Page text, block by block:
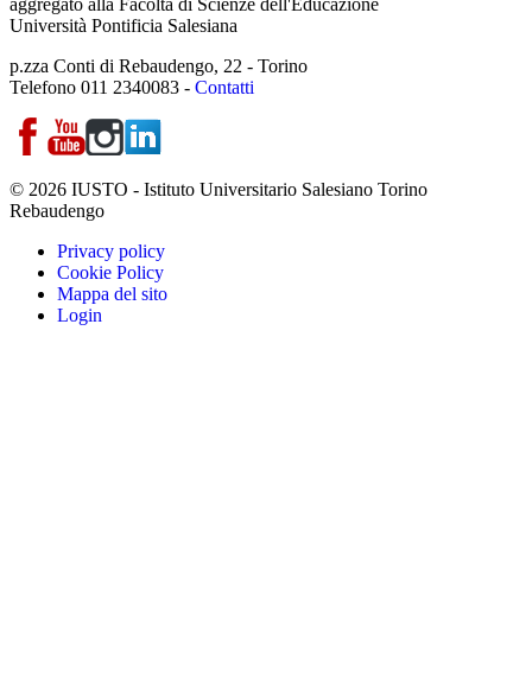
aggregato alla Facoltà di Scienze dell'Educazione
Università Pontificia Salesiana
p.zza Conti di Rebaudengo, 22 - Torino
Telefono 011 2340083 - Contatti
© 2026 IUSTO - Istituto Universitario Salesiano Torino
Rebaudengo
Privacy policy
Cookie Policy
Mappa del sito
Login